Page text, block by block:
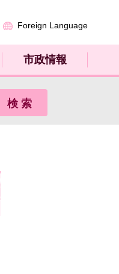
Foreign Language
市政情報